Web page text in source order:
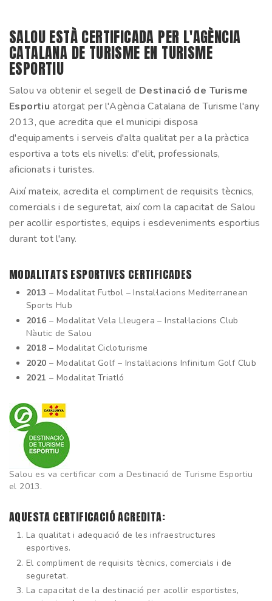
SALOU ESTÀ CERTIFICADA PER L'AGÈNCIA
CATALANA DE TURISME EN TURISME
ESPORTIU
Salou va obtenir el segell de Destinació de Turisme
Esportiu atorgat per l'Agència Catalana de Turisme l'any
2013, que acredita que el municipi disposa
d'equipaments i serveis d'alta qualitat per a la pràctica
esportiva a tots els nivells: d'elit, professionals,
aficionats i turistes.
Així mateix, acredita el compliment de requisits tècnics,
comercials i de seguretat, així com la capacitat de Salou
per acollir esportistes, equips i esdeveniments esportius
durant tot l'any.
MODALITATS ESPORTIVES CERTIFICADES
2013 – Modalitat Futbol – Instal·lacions Mediterranean
Sports Hub
2016 – Modalitat Vela Lleugera – Instal·lacions Club
Nàutic de Salou
2018 – Modalitat Cicloturisme
2020 – Modalitat Golf – Instal·lacions Infinitum Golf Club
2021 – Modalitat Triatló
Salou es va certificar com a Destinació de Turisme Esportiu
el 2013.
AQUESTA CERTIFICACIÓ ACREDITA:
La qualitat i adequació de les infraestructures
esportives.
El compliment de requisits tècnics, comercials i de
seguretat.
La capacitat de la destinació per acollir esportistes,